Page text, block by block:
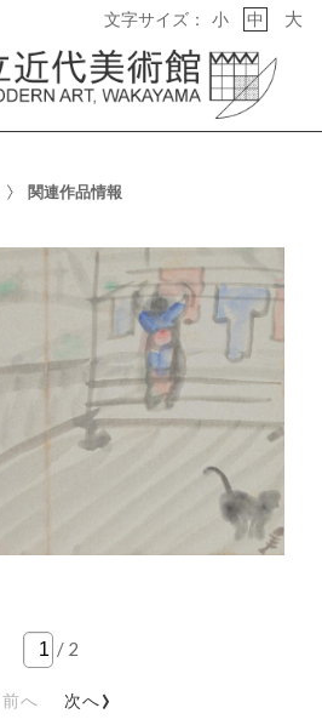
文字サイズ： 小 中 大
関連作品情報
/ 2
前へ 次へ›